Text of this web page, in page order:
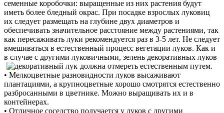
семенные коробочки: выращенные из них растения будут
иметь более бледный окрас. При посадке взрослых луковиц
их следует размещать на глубине двух диаметров и
обеспечивать значительное расстояние между растениями, так
как пересаживать луки рекомендуется раз в 3-5 лет. Не следует
вмешиваться в естественный процесс вегетации луков. Как и
в случае с другими луковичными, зелень декоративных луков
должна отмереть естественным путем.
• Мелкоцветные разновидности луков высаживают
плантациями, а крупноцветные хорошо смотрятся естественно
разбросанными в цветнике. Можно выращивать их и в
контейнерах.
• Отличное соседство получается у луков с другими